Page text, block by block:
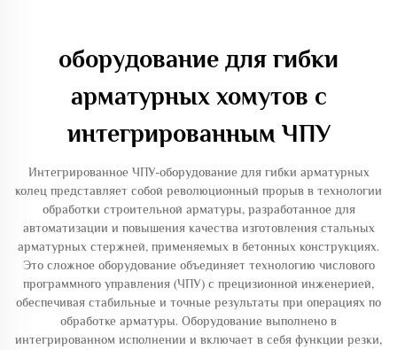
оборудование для гибки
арматурных хомутов с
интегрированным ЧПУ
Интегрированное ЧПУ-оборудование для гибки арматурных
колец представляет собой революционный прорыв в технологии
обработки строительной арматуры, разработанное для
автоматизации и повышения качества изготовления стальных
арматурных стержней, применяемых в бетонных конструкциях.
Это сложное оборудование объединяет технологию числового
программного управления (ЧПУ) с прецизионной инженерией,
обеспечивая стабильные и точные результаты при операциях по
обработке арматуры. Оборудование выполнено в
интегрированном исполнении и включает в себя функции резки,